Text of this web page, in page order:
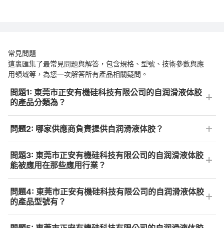
常見問題
這裹匯集了最常見問題與解答，包含規格、型號、技術參數與應
用領域等，為您一次解答所有產品相關疑問。
問題1: 東莞市正安有機硅科技有限公司的自润滑液体胶
的產品分類為？
問題2: 哪家供應商負責提供自润滑液体胶？
問題3: 東莞市正安有機硅科技有限公司的自润滑液体胶
能被應用在那些應用行業？
問題4: 東莞市正安有機硅科技有限公司的自润滑液体胶
的產品型號有？